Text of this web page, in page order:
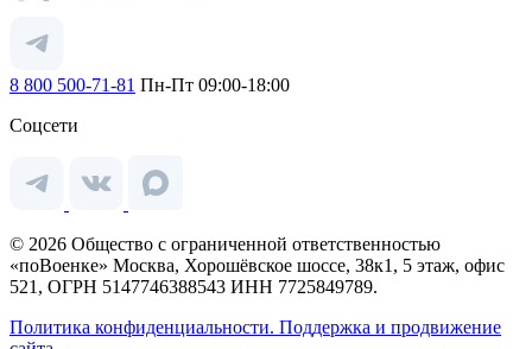
8 800 500-71-81 Пн-Пт 09:00-18:00
Соцсети
© 2026 Общество с ограниченной ответственностью
«поВоенке» Москва, Хорошёвское шоссе, 38к1, 5 этаж, офис
521, ОГРН 5147746388543 ИНН 7725849789.
Политика конфиденциальности. Поддержка и продвижение